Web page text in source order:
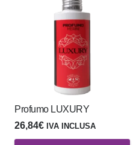
Profumo LUXURY
26,84€ IVA INCLUSA